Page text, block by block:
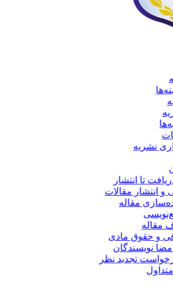
نشریه
تا انتشار
انتشار مقالات
مقاله
مقاله
و حقوق مادی
نویسندگان
تجدید نظر